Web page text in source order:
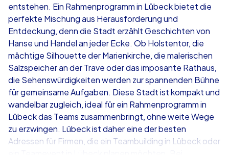
iPad Tour
Lübeck
1,5-3,0 h 15-1,000
Krimi iPad
Lübeck
1,5-3,0 h
entstehen. Ein Rahmenprogramm in Lübeck bietet die
perfekte Mischung aus Herausforderung und
Entdeckung, denn die Stadt erzählt Geschichten von
Hanse und Handel an jeder Ecke. Ob Holstentor, die
mächtige Silhouette der Marienkirche, die malerischen
Salzspeicher an der Trave oder das imposante Rathaus,
die Sehenswürdigkeiten werden zur spannenden Bühne
für gemeinsame Aufgaben. Diese Stadt ist kompakt und
wandelbar zugleich, ideal für ein Rahmenprogramm in
Lübeck das Teams zusammenbringt, ohne weite Wege
zu erzwingen. Lübeck ist daher eine der besten
Adressen für Firmen, die ein Teambuilding in Lübeck oder